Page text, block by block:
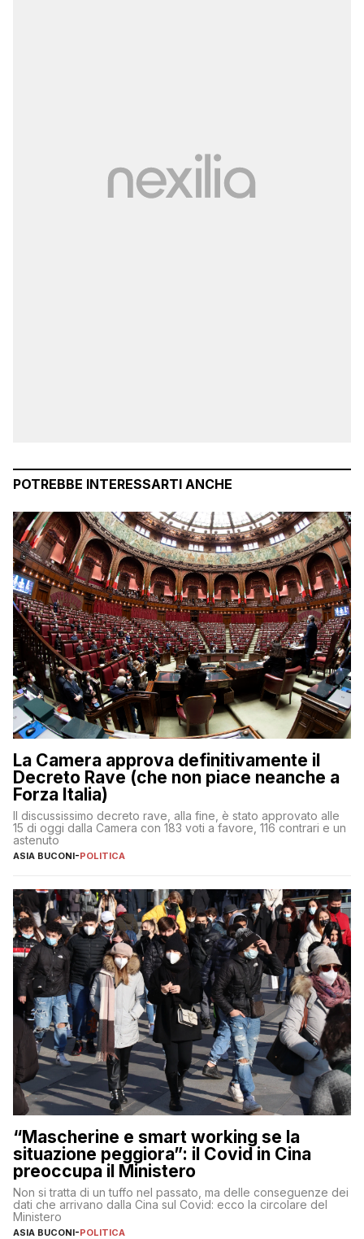
POTREBBE INTERESSARTI ANCHE
La Camera approva definitivamente il
Decreto Rave (che non piace neanche a
Forza Italia)
Il discussissimo decreto rave, alla fine, è stato approvato alle
15 di oggi dalla Camera con 183 voti a favore, 116 contrari e un
astenuto
ASIA BUCONI-POLITICA
“Mascherine e smart working se la
situazione peggiora”: il Covid in Cina
preoccupa il Ministero
Non si tratta di un tuffo nel passato, ma delle conseguenze dei
dati che arrivano dalla Cina sul Covid: ecco la circolare del
Ministero
ASIA BUCONI-POLITICA